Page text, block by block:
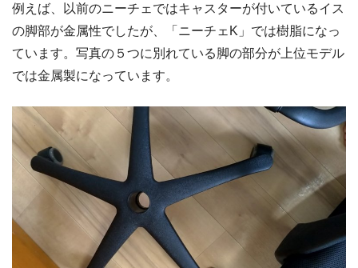
例えば、以前のニーチェではキャスターが付いているイス
の脚部が金属性でしたが、「ニーチェK」では樹脂になっ
ています。写真の５つに別れている脚の部分が上位モデル
では金属製になっています。